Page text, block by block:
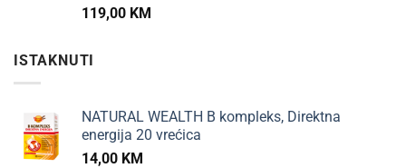
119,00 KM
ISTAKNUTI
NATURAL WEALTH B kompleks, Direktna
energija 20 vrećica
14,00 KM